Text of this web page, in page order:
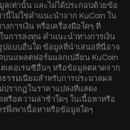
ลเท่านั้น และไม่ได้ประกอบด้วยข้อ
นี้ไม่ใช่คำแนะนำจาก KuCoin ใน
ารเงิน หรือเครื่องมือใดๆ ที่
นการลงทุน คำแนะนำทางการเงิน
ปแบบอื่นใด ข้อมูลที่นำเสนอที่นี่อาจ
บนแพลตฟอร์มแลกเปลี่ยน KuCoin
เคอเรนซีอื่นๆ หรือข้อมูลตลาดจาก
รรมเนียมสำหรับการประมวลผล
ปรากฏในราคาแปลงที่แสดง
รือความล่าช้าใดๆ ในเนื้อหาหรือ
พึ่งพาเนื้อหาหรือข้อมูลใดๆ